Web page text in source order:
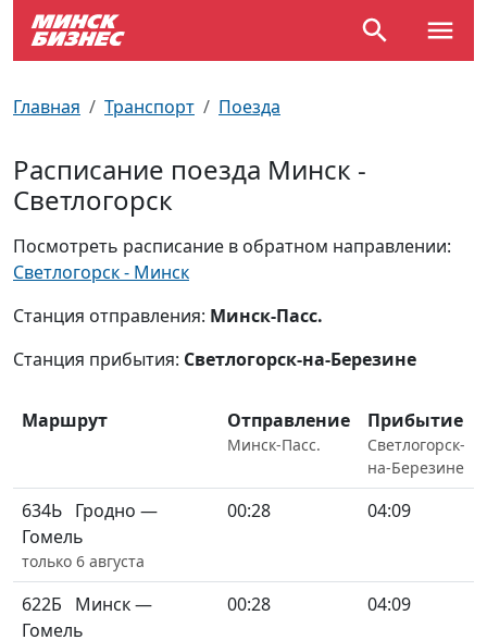
Главная Транспорт Поезда
Расписание поезда Минск -
Светлогорск
Посмотреть расписание в обратном направлении:
Светлогорск - Минск
Станция отправления: Минск-Пасс.
Станция прибытия: Светлогорск-на-Березине
Маршрут Отправление
Минск-Пасс.
Прибытие
Светлогорск-
на-Березине
634Ь Гродно —
Гомель
только 6 августа
00:28 04:09
622Б
Минск —
Гомель
00:28 04:09
Возле метро
Почтовые индексы
Улицы Минска
Производственный календарь
Документы для ЗАГСа
Схема метро
Пробки на дорогах
Самолеты